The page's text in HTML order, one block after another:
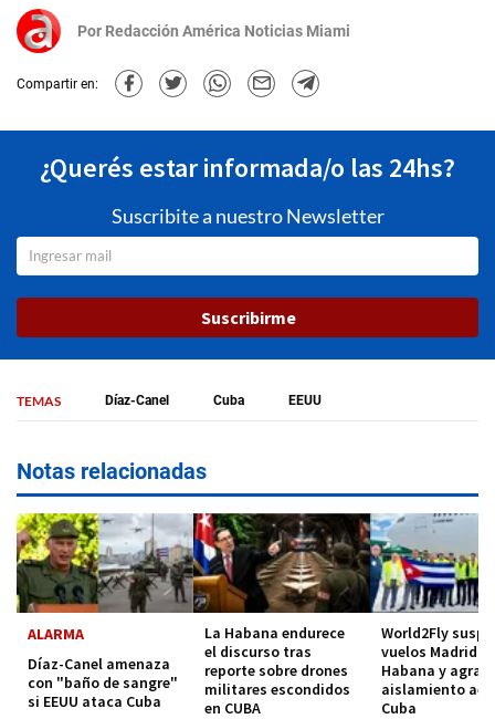
Por Redacción América Noticias Miami
Compartir en:
¿Querés estar informada/o las 24hs?
Suscribite a nuestro Newsletter
Suscribirme
TEMAS Díaz-Canel Cuba EEUU
Notas relacionadas
ALARMA
Díaz-Canel amenaza
con "baño de sangre"
si EEUU ataca Cuba
La Habana endurece
el discurso tras
reporte sobre drones
militares escondidos
en CUBA
World2Fly
vuelos Madrid-
Habana y
aislamiento
Cuba